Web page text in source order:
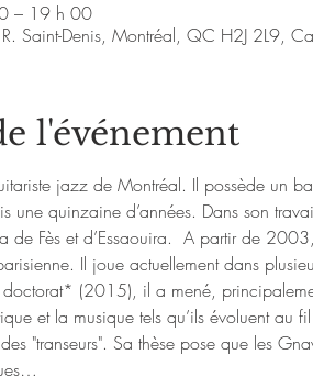
– 19 h 00
Saint-Denis, Montréal, QC H2J 2L9,
l'événement
jazz de Montréal. Il possède un
quinzaine d’années. Dans son
de Fès et d’Essaouira.  A partir de
Il joue actuellement dans
(2015), il a mené,
et la musique tels qu’ils évoluent au
"transeurs". Sa thèse pose que les